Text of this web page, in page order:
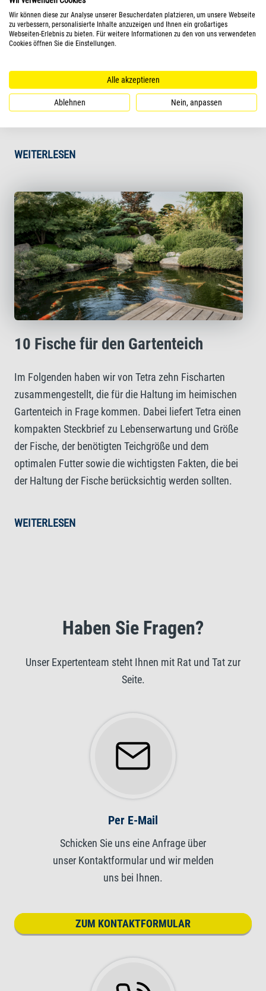
Richtige Teichpflege – so geht’s!
Herumschwimmende Fische, ein üppiges Grün, Libellen,
einen Gartenteich besitzen und sich an der Natur
erfreuen. Ein gepflegter Teich ist etwas Schönes und lädt
zum Entspannen im Garten ein.
WEITERLESEN
10 Fische für den Gartenteich
Im Folgenden haben wir von Tetra zehn Fischarten
zusammengestellt, die für die Haltung im heimischen
Gartenteich in Frage kommen. Dabei liefert Tetra einen
kompakten Steckbrief zu Lebenserwartung und Größe
der Fische, der benötigten Teichgröße und dem
optimalen Futter sowie die wichtigsten Fakten, die bei
der Haltung der Fische berücksichtig werden sollten.
WEITERLESEN
Haben Sie Fragen?
Unser Expertenteam steht Ihnen mit Rat und Tat zur
Seite.
Per E-Mail
Schicken Sie uns eine Anfrage über
unser Kontaktformular und wir melden
uns bei Ihnen.
ZUM KONTAKTFORMULAR
Wir können diese zur Analyse unserer Besucherdaten platzieren, um unsere Webseite
zu verbessern, personalisierte Inhalte anzuzeigen und Ihnen ein großartiges
Webseiten-Erlebnis zu bieten. Für weitere Informationen zu den von uns verwendeten
Cookies öffnen Sie die Einstellungen.
Alle akzeptieren
Ablehnen Nein, anpassen